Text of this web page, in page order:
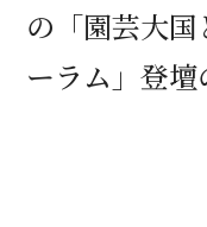
の「園芸大
ーラム」登